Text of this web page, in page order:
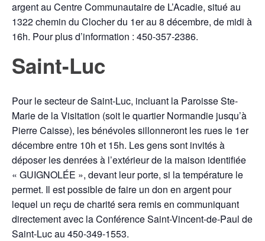
argent au Centre Communautaire de L’Acadie, situé au
1322 chemin du Clocher du 1er au 8 décembre, de midi à
16h. Pour plus d’information : 450-357-2386.
Saint-Luc
Pour le secteur de Saint-Luc, incluant la Paroisse Ste-
Marie de la Visitation (soit le quartier Normandie jusqu’à
Pierre Caisse), les bénévoles sillonneront les rues le 1er
décembre entre 10h et 15h. Les gens sont invités à
déposer les denrées à l’extérieur de la maison identifiée
« GUIGNOLÉE », devant leur porte, si la température le
permet. Il est possible de faire un don en argent pour
lequel un reçu de charité sera remis en communiquant
directement avec la Conférence Saint-Vincent-de-Paul de
Saint-Luc au 450-349-1553.